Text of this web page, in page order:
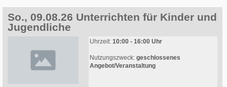
So., 09.08.26 Unterrichten für Kinder und
Jugendliche
Uhrzeit: 10:00 - 16:00 Uhr
Nutzungszweck: geschlossenes
Angebot/Veranstaltung